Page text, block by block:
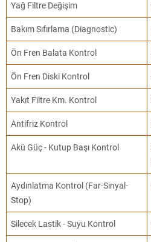
Yağ Filtre Değişim
Bakım Sıfırlama (Diagnostic)
Ön Fren Balata Kontrol
Ön Fren Diski Kontrol
Yakıt Filtre Km. Kontrol
Antifriz Kontrol
Akü Güç - Kutup Başı Kontrol
Aydınlatma Kontrol (Far-Sinyal-
Stop)
Silecek Lastik - Suyu Kontrol